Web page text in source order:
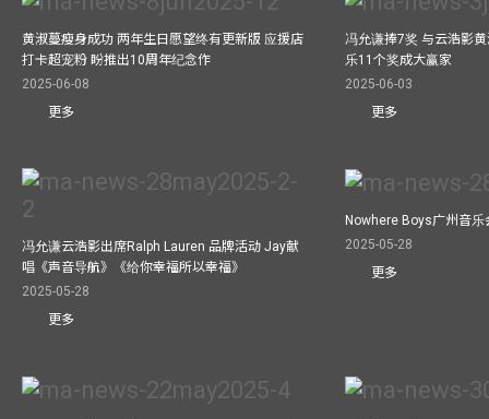
黄淑蔓瘦身成功 两年生日愿望终有更新版 应援店
打卡超宠粉 盼推出10周年纪念作
2025-06-08
更多
冯允谦捧7奖 与云浩影
乐11个奖成大赢家
2025-06-03
更多
冯允谦云浩影出席Ralph Lauren 品牌活动 Jay献
唱《声音导航》《给你幸福所以幸福》
2025-05-28
更多
Nowhere Boys广州音
2025-05-28
更多